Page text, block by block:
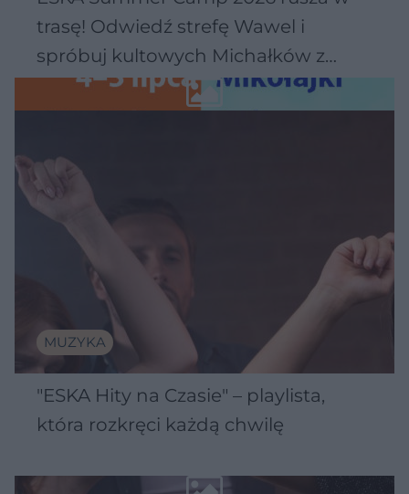
trasę! Odwiedź strefę Wawel i
spróbuj kultowych Michałków z
Wawelu
MUZYKA
"ESKA Hity na Czasie" – playlista,
która rozkręci każdą chwilę